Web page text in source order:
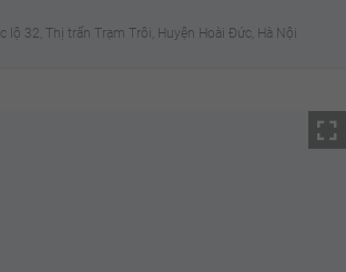
lộ 32, Thị trấn Trạm Trôi, Huyện Hoài Đức, Hà Nội